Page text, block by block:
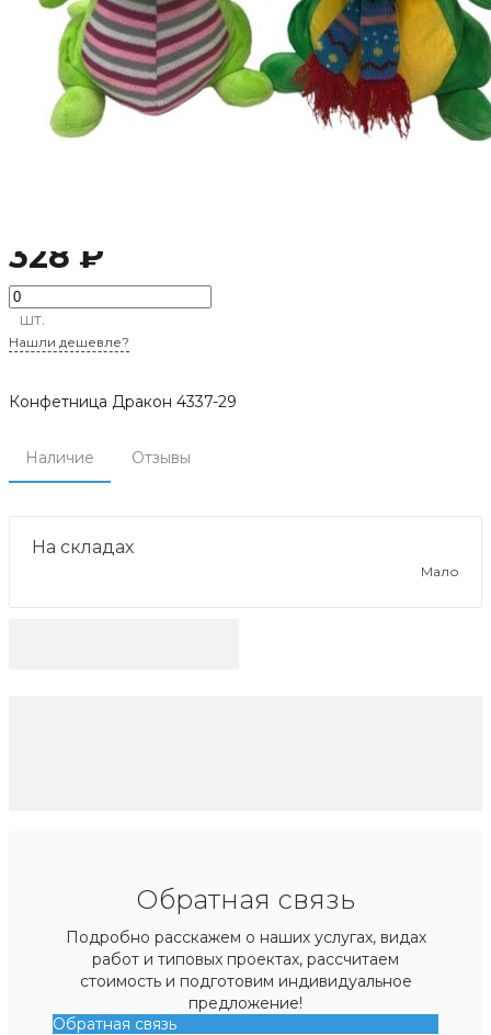
328 ₽
шт.
Нашли дешевле?
Конфетница Дракон 4337-29
Наличие Отзывы
На складах
Мало
Обратная связь
Подробно расскажем о наших услугах, видах
работ и типовых проектах, рассчитаем
стоимость и подготовим индивидуальное
предложение!
Обратная связь